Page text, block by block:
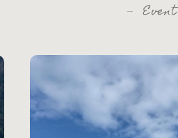
Event